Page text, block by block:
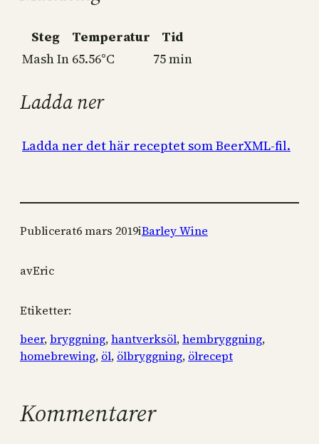
Steg Temperatur
Tid
Mash In 65.56°C 75 min
Ladda ner
Ladda ner det här receptet som BeerXML-fil.
Publicerat6 mars 2019iBarley Wine
avEric
Etiketter:
beer, bryggning, hantverksöl, hembryggning
homebrewing, öl, ölbryggning, ölrecept
Kommentarer